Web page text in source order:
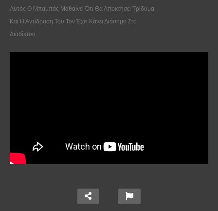
Αυτός Ο Μπαμπάς Μαθαίνει Ότι Θα Αποκτήσει Τρίδυμα
Και Η Αντίδραση Του Τον Έχει Κάνει Διάσημο Στο
Διαδίκτυο